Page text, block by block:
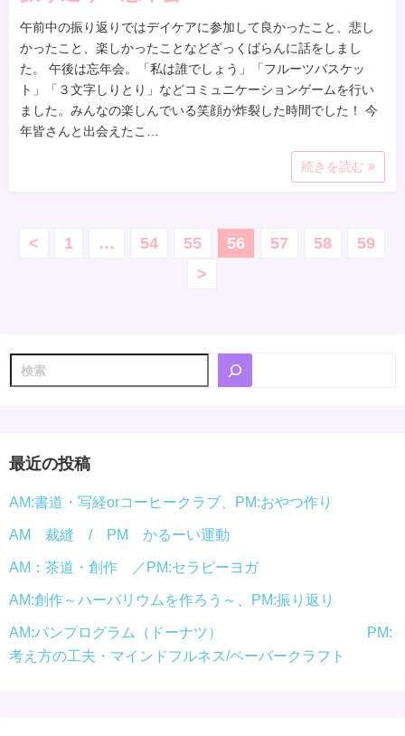
午前中の振り返りではデイケアに参加して良かったこと、悲し
かったこと、楽しかったことなどざっくばらんに話をしまし
た。 午後は忘年会。「私は誰でしょう」「フルーツバスケッ
ト」「３文字しりとり」などコミュニケーションゲームを行い
ました。みんなの楽しんでいる笑顔が炸裂した時間でした！ 今
年皆さんと出会えたこ…
続きを読む
ペ
ー
送
り
< 1 … 54 55 56 57 58
59
>
検
索
最近の投稿
AM:書道・写経orコーヒークラブ、PM:おやつ作り
AM 裁縫 / PM かるーい運動
AM：茶道・創作 ／PM:セラピーヨガ
AM:創作～ハーバリウムを作ろう～、PM:振り返り
AM:パンプログラム（ドーナツ） PM:
考え方の工夫・マインドフルネス/ペーパークラフト